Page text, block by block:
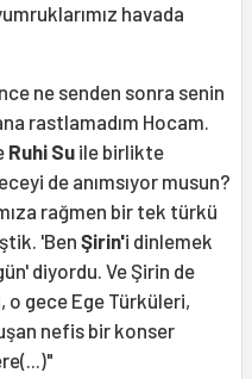
havada
ne senden sonra senin
rastlamadım Hocam.
Ruhi Su ile birlikte
de anımsıyor musun?
rağmen bir tek türkü
'Ben Şirin'i dinlemek
diyordu. Ve Şirin de
o gece Ege Türküleri,
nefis bir konser